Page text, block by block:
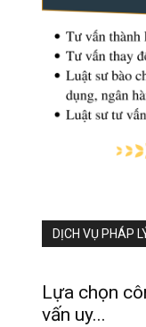
DỊCH VỤ PHÁP
Lựa chọn
vấn uy...